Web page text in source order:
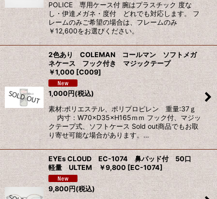
POLICE 専用ケース付 腕はプラスチック 度な
し・伊達メガネ・度付 どれでも対応します。 フ
レームのみご希望の場合は、フレームのみ
￥12,600をお選びください。
2色あり COLEMAN コールマン ソフトメガ
ネケース フック付き マジックテープ
￥1,000 [C009]
1,000円(税込)
素材:ポリエステル、ポリプロピレン 重量:37ｇ
内寸：W70×D35×H165ｍｍ フック付、マジッ
クテープ式、ソフトケース Sold out商品でもお取
り寄せ可能な場合があります。…
EYEs CLOUD EC-1074 鼻パッド付 50口
軽量 ULTEM ￥9,800 [EC-1074]
9,800円(税込)